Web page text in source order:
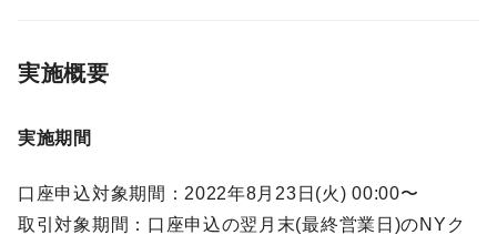
実施概要
実施期間
口座申込対象期間：2022年8月23日(火) 00:00〜
取引対象期間：口座申込の翌月末(最終営業日)のNYク